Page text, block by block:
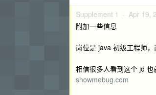
Supplement 1 · Apr 19,
附加一些信息
岗位是 java 初级工程师
相信很多人看到这个 jd
showmebug.com